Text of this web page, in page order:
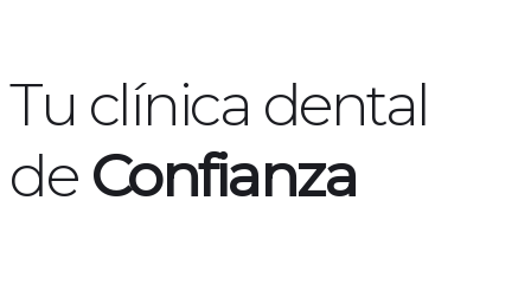
Tu clínica dental
de Confianza